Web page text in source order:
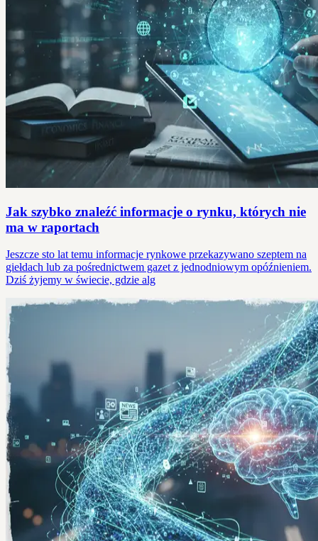
Jak szybko znaleźć informacje o rynku, których nie
ma w raportach
Jeszcze sto lat temu informacje rynkowe przekazywano szeptem na
giełdach lub za pośrednictwem gazet z jednodniowym opóźnieniem.
Dziś żyjemy w świecie, gdzie alg